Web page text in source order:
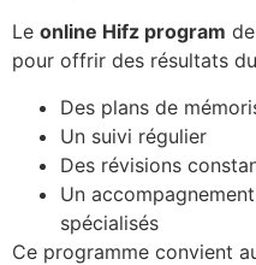
Le online Hifz program
pour offrir des résultats
Des plans de
Un suivi régulier
Des révisions
Un
spécialisés
Ce programme convient